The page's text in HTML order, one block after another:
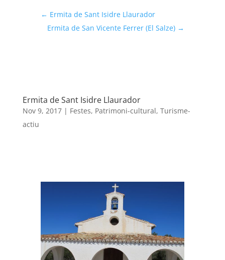
← Ermita de Sant Isidre Llaurador
Ermita de San Vicente Ferrer (El Salze) →
Ermita de Sant Isidre Llaurador
Nov 9, 2017| Festes, Patrimoni-cultural, Turisme-
actiu